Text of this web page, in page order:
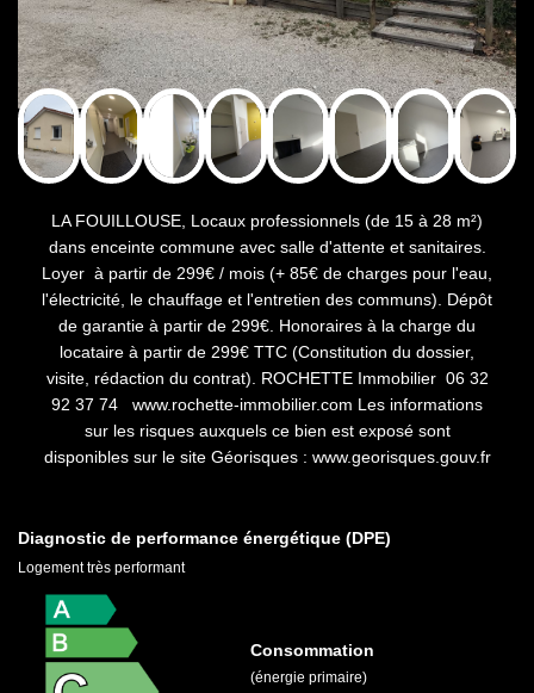
LA FOUILLOUSE, Locaux professionnels (de 15 à 28 m²)
dans enceinte commune avec salle d'attente et sanitaires.
Loyer à partir de 299€ / mois (+ 85€ de charges pour l'eau,
l'électricité, le chauffage et l'entretien des communs). Dépôt
de garantie à partir de 299€. Honoraires à la charge du
locataire à partir de 299€ TTC (Constitution du dossier,
visite, rédaction du contrat). ROCHETTE Immobilier 06 32
92 37 74 www.rochette-immobilier.com Les informations
sur les risques auxquels ce bien est exposé sont
disponibles sur le site Géorisques : www.georisques.gouv.fr
Diagnostic de performance énergétique (DPE)
Logement très performant
Consommation
(énergie primaire)